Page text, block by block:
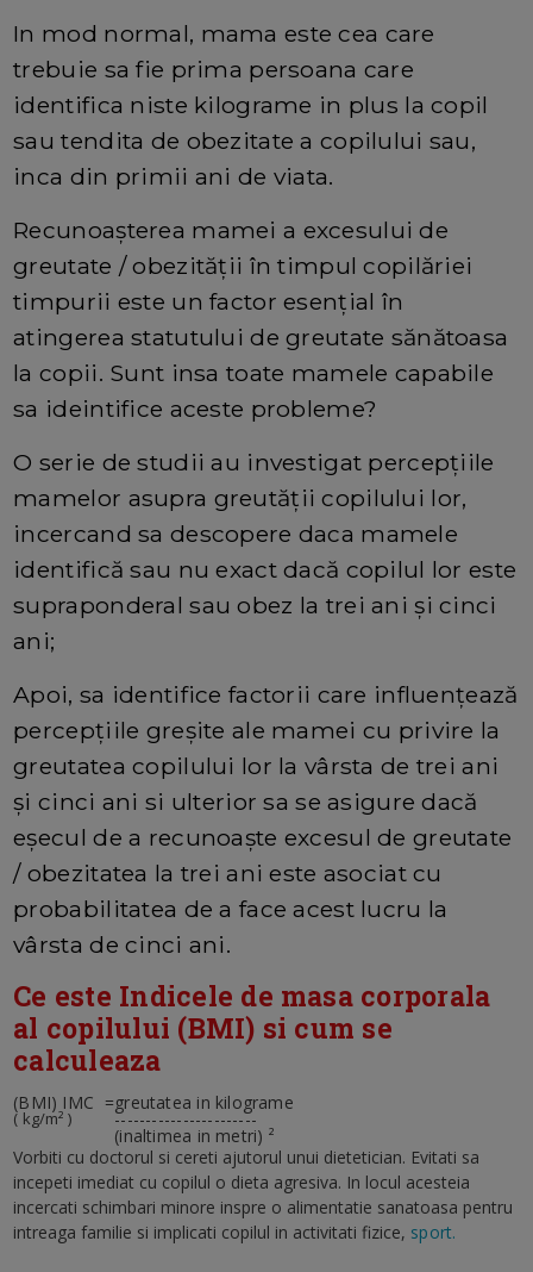
In mod normal, mama este cea care
trebuie sa fie prima persoana care
identifica niste kilograme in plus la copil
sau tendita de obezitate a copilului sau,
inca din primii ani de viata.
Recunoașterea mamei a excesului de
greutate / obezității în timpul copilăriei
timpurii este un factor esențial în
atingerea statutului de greutate sănătoasa
la copii. Sunt insa toate mamele capabile
sa ideintifice aceste probleme?
O serie de studii au investigat percepțiile
mamelor asupra greutății copilului lor,
incercand sa descopere daca mamele
identifică sau nu exact dacă copilul lor este
supraponderal sau obez la trei ani și cinci
ani;
Apoi, sa identifice factorii care influențează
percepțiile greșite ale mamei cu privire la
greutatea copilului lor la vârsta de trei ani
și cinci ani si ulterior sa se asigure dacă
eșecul de a recunoaște excesul de greutate
/ obezitatea la trei ani este asociat cu
probabilitatea de a face acest lucru la
vârsta de cinci ani.
Ce este Indicele de masa corporala
al copilului (BMI) si cum se
calculeaza
(BMI) IMC =
( kg/m² )
greutatea in kilograme
-----------------------
(inaltimea in metri) ²
Vorbiti cu doctorul si cereti ajutorul unui dietetician. Evitati sa
incepeti imediat cu copilul o dieta agresiva. In locul acesteia
incercati schimbari minore inspre o alimentatie sanatoasa pentru
intreaga familie si implicati copilul in activitati fizice, sport.